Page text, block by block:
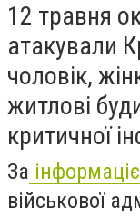
12 травня
атакували
чоловік,
житлові
критичної
За
військової